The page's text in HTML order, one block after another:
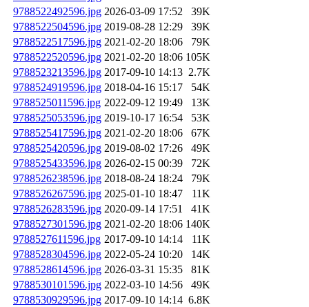
9788522492596.jpg 2026-03-09 17:52
39K
9788522504596.jpg 2019-08-28 12:29
39K
9788522517596.jpg 2021-02-20 18:06
79K
9788522520596.jpg 2021-02-20 18:06 105K
9788523213596.jpg 2017-09-10 14:13 2.7K
9788524919596.jpg 2018-04-16 15:17
54K
9788525011596.jpg 2022-09-12 19:49
13K
9788525053596.jpg 2019-10-17 16:54
53K
9788525417596.jpg 2021-02-20 18:06
67K
9788525420596.jpg 2019-08-02 17:26
49K
9788525433596.jpg 2026-02-15 00:39
72K
9788526238596.jpg 2018-08-24 18:24
79K
9788526267596.jpg 2025-01-10 18:47
11K
9788526283596.jpg 2020-09-14 17:51
41K
9788527301596.jpg 2021-02-20 18:06 140K
9788527611596.jpg 2017-09-10 14:14
11K
9788528304596.jpg 2022-05-24 10:20
14K
9788528614596.jpg 2026-03-31 15:35
81K
9788530101596.jpg 2022-03-10 14:56
49K
9788530929596.jpg 2017-09-10 14:14 6.8K